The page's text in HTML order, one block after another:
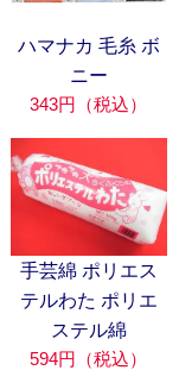
ハマナカ 毛糸 ボ
ニー
343円（税込）
手芸綿 ポリエス
テルわた ポリエ
ステル綿
594円（税込）